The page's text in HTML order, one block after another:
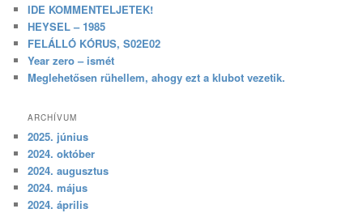
IDE KOMMENTELJETEK!
HEYSEL – 1985
FELÁLLÓ KÓRUS, S02E02
Year zero – ismét
Meglehetősen rühellem, ahogy ezt a klubot vezetik.
ARCHÍVUM
2025. június
2024. október
2024. augusztus
2024. május
2024. április